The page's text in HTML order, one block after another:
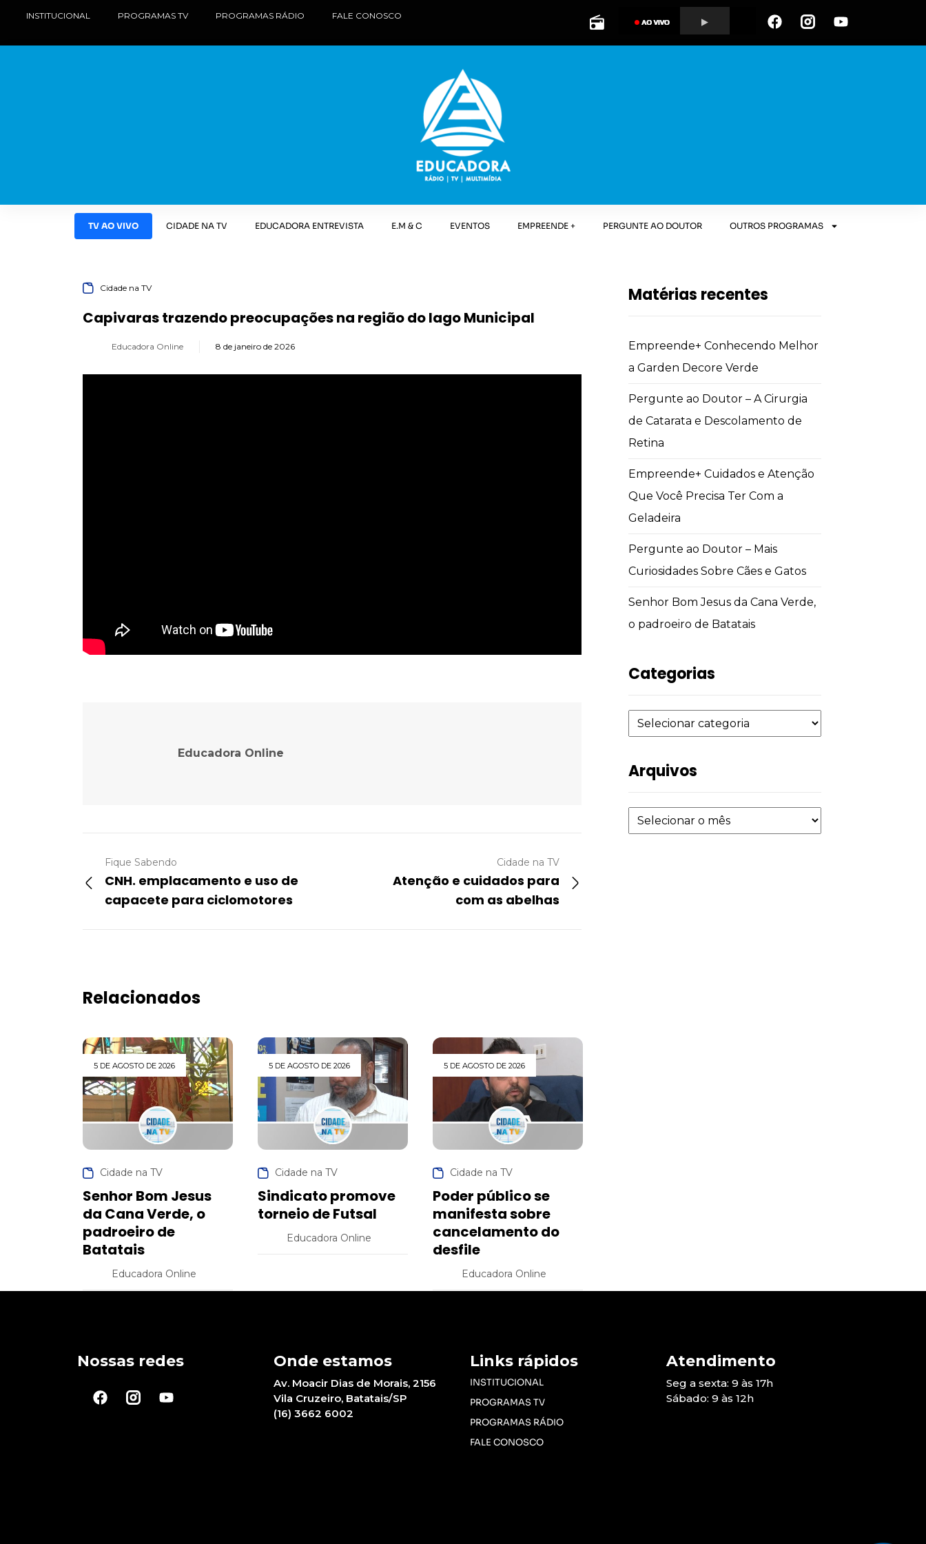
INSTITUCIONAL PROGRAMAS TV PROGRAMAS RÁDIO FALE CONOSCO
TV AO VIVO CIDADE NA TV EDUCADORA ENTREVISTA E.M & C EVENTOS EMPREENDE + PERGUNTE AO DOUTOR OUTROS PROGRAMAS
Matérias recentes
Empreende+ Conhecendo Melhor
a Garden Decore Verde
Pergunte ao Doutor – A Cirurgia
de Catarata e Descolamento de
Retina
Empreende+ Cuidados e Atenção
Que Você Precisa Ter Com a
Geladeira
Pergunte ao Doutor – Mais
Curiosidades Sobre Cães e Gatos
Senhor Bom Jesus da Cana Verde,
o padroeiro de Batatais
Categorias
Arquivos
Cidade na TV
Capivaras trazendo preocupações na região do lago Municipal
Educadora Online 8 de janeiro de 2026
Educadora Online
Fique Sabendo
CNH. emplacamento e uso de
capacete para ciclomotores
Cidade na TV
Atenção e cuidados para
com as abelhas
Relacionados
5 DE AGOSTO DE 2026
Cidade na TV
Senhor Bom Jesus
da Cana Verde, o
padroeiro de
Batatais
Educadora Online
5 DE AGOSTO DE 2026
Cidade na TV
Sindicato promove
torneio de Futsal
Educadora Online
5 DE AGOSTO DE 2026
Cidade na TV
Poder público se
manifesta sobre
cancelamento do
desfile
Educadora Online
Nossas redes Onde estamos
Av. Moacir Dias de Morais, 2156
Vila Cruzeiro, Batatais/SP
(16) 3662 6002
Links rápidos
INSTITUCIONAL
PROGRAMAS TV
PROGRAMAS RÁDIO
FALE CONOSCO
Atendimento
Seg a sexta: 9 às 17h
Sábado: 9 às 12h